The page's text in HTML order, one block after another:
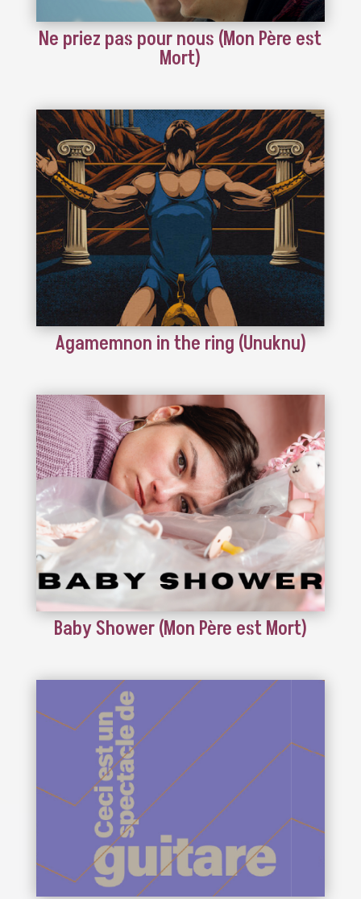
Ne priez pas pour nous (Mon Père est
Mort)
Agamemnon in the ring (Unuknu)
Baby Shower (Mon Père est Mort)